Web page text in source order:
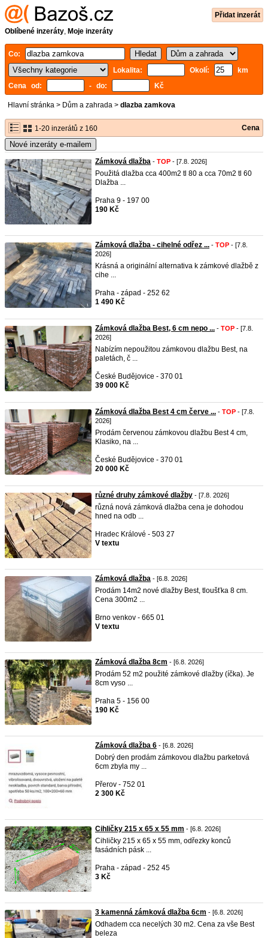
Přidat inzerát
Oblíbené inzeráty, Moje inzeráty
Co:
Lokalita:
Okolí:
km
Cena od:
- do: Kč
Hlavní stránka > Dům a zahrada > dlazba zamkova
1-20 inzerátů z 160 Cena
Nové inzeráty e-mailem
Zámková dlažba - TOP - [7.8. 2026]
Použitá dlažba cca 400m2 tl 80 a cca 70m2 tl 60
Dlažba ...
Praha 9 - 197 00
190 Kč
Zámková dlažba - cihelné odřez ... - TOP - [7.8.
2026]
Krásná a originální alternativa k zámkové dlažbě z
cihe ...
Praha - západ - 252 62
1 490 Kč
Zámková dlažba Best, 6 cm nepo ... - TOP - [7.8.
2026]
Nabízím nepoužitou zámkovou dlažbu Best, na
paletách, č ...
České Budějovice - 370 01
39 000 Kč
Zámková dlažba Best 4 cm červe ... - TOP - [7.8.
2026]
Prodám červenou zámkovou dlažbu Best 4 cm,
Klasiko, na ...
České Budějovice - 370 01
20 000 Kč
různé druhy zámkové dlažby - [7.8. 2026]
různá nová zámková dlažba cena je dohodou
hned na odb ...
Hradec Králové - 503 27
V textu
Zámková dlažba - [6.8. 2026]
Prodám 14m2 nové dlažby Best, tloušťka 8 cm.
Cena 300m2 ...
Brno venkov - 665 01
V textu
Zámková dlažba 8cm - [6.8. 2026]
Prodám 52 m2 použité zámkové dlažby (íčka). Je
8cm vyso ...
Praha 5 - 156 00
190 Kč
Zámková dlažba 6 - [6.8. 2026]
Dobrý den prodám zámkovou dlažbu parketová
6cm zbyla my ...
Přerov - 752 01
2 300 Kč
Cihličky 215 x 65 x 55 mm - [6.8. 2026]
Cihličky 215 x 65 x 55 mm, odřezky konců
fasádních pásk ...
Praha - západ - 252 45
3 Kč
3 kamenná zámková dlažba 6cm - [6.8. 2026]
Odhadem cca necelých 30 m2. Cena za vše Best
beleza